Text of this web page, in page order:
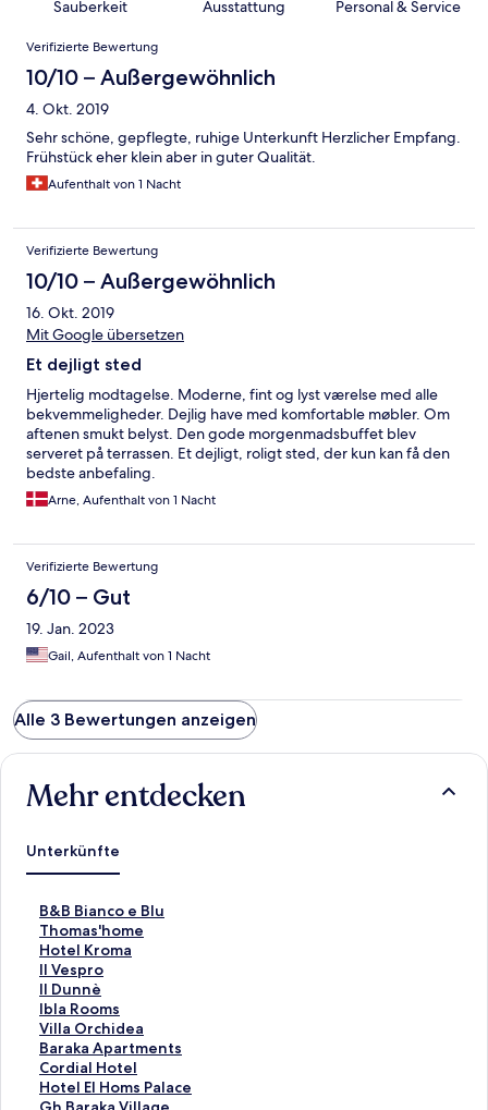
Sauberkeit Ausstattung Personal & Service
Bewertungen
Verifizierte Bewertung
10/10 – Außergewöhnlich
4. Okt. 2019
Sehr schöne, gepflegte, ruhige Unterkunft Herzlicher Empfang.
Frühstück eher klein aber in guter Qualität.
Aufenthalt von 1 Nacht
Verifizierte Bewertung
10/10 – Außergewöhnlich
16. Okt. 2019
Mit Google übersetzen
Et dejligt sted
Hjertelig modtagelse. Moderne, fint og lyst værelse med alle
bekvemmeligheder. Dejlig have med komfortable møbler. Om
aftenen smukt belyst. Den gode morgenmadsbuffet blev
serveret på terrassen. Et dejligt, roligt sted, der kun kan få den
bedste anbefaling.
Arne, Aufenthalt von 1 Nacht
Verifizierte Bewertung
6/10 – Gut
19. Jan. 2023
Gail, Aufenthalt von 1 Nacht
Alle 3 Bewertungen anzeigen
Mehr entdecken
Unterkünfte
B&B Bianco e Blu
L
i
n
k
,
d
e
r
d
i
e
Thomas'home
L
i
n
k
,
d
e
r
d
i
Hotel Kroma
L
i
n
k
,
d
e
r
d
Il Vespro
L
i
n
k
,
d
e
r
Il Dunnè
L
i
n
k
,
d
e
Ibla Rooms
L
i
n
k
,
d
Villa Orchidea
L
i
n
k
,
Baraka Apartments
L
i
n
k
Cordial Hotel
L
i
n
Hotel El Homs Palace
L
iL